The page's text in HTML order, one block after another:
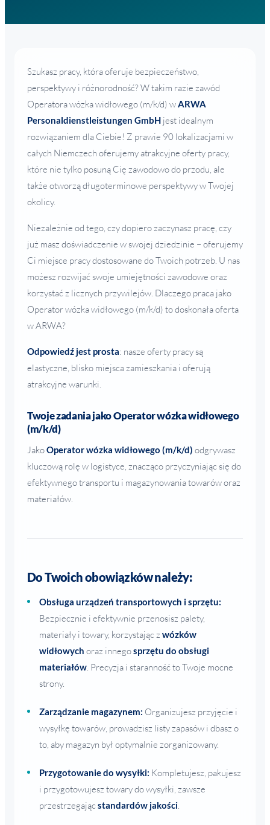
Szukasz pracy, która oferuje bezpieczeństwo,
perspektywy i różnorodność? W takim razie zawód
Operatora wózka widłowego (m/k/d) wARWA
Personaldienstleistungen GmbH jest idealnym
rozwiązaniem dla Ciebie! Z prawie 90 lokalizacjami w
całych Niemczech oferujemy atrakcyjne oferty pracy,
które nie tylko posuną Cię zawodowo do przodu, ale
także otworzą długoterminowe perspektywy w Twojej
okolicy.
Niezależnie od tego, czy dopiero zaczynasz pracę, czy
już masz doświadczenie w swojej dziedzinie – oferujemy
Ci miejsce pracy dostosowane do Twoich potrzeb. U nas
możesz rozwijać swoje umiejętności zawodowe oraz
korzystać z licznych przywilejów. Dlaczego praca jako
Operator wózka widłowego (m/k/d) to doskonała oferta
w ARWA?
Odpowiedź jest prosta: nasze oferty pracy są
elastyczne, blisko miejsca zamieszkania i oferują
atrakcyjne warunki.
Twoje zadania jako Operator wózka widłowego
(m/k/d)
JakoOperator wózka widłowego (m/k/d) odgrywasz
kluczową rolę w logistyce, znacząco przyczyniając się do
efektywnego transportu i magazynowania towarów oraz
materiałów.
Do Twoich obowiązków należy:
Obsługa urządzeń transportowych i sprzętu:
Bezpiecznie i efektywnie przenosisz palety,
materiały i towary, korzystając z wózków
widłowych oraz innegosprzętu do obsługi
materiałów. Precyzja i staranność to Twoje mocne
strony.
Zarządzanie magazynem: Organizujesz przyjęcie i
wysyłkę towarów, prowadzisz listy zapasów i dbasz o
to, aby magazyn był optymalnie zorganizowany.
Przygotowanie do wysyłki: Kompletujesz, pakujesz
i przygotowujesz towary do wysyłki, zawsze
przestrzegającstandardów jakości.